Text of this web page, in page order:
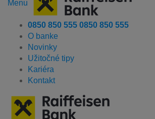
Menu
0850 850 555 0850 850 555
O banke
Novinky
Užitočné tipy
Kariéra
Kontakt